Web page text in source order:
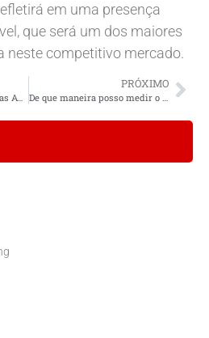
em uma presença
que será um dos maiores
neste competitivo mercado.
Impacto de Longo Prazo das Avaliações Online
PRÓXIMO